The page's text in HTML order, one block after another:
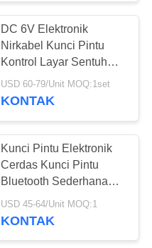
DC 6V Elektronik
Nirkabel Kunci Pintu
Kontrol Layar Sentuh
Fungsi Bluetooth Sidik
Jari yang Dapat
USD 60-79/Unit MOQ:1set
KONTAK
Kunci Pintu Elektronik
Cerdas Kunci Pintu
Bluetooth Sederhana
Layar OLED Glisten
Kode Elektronik Tanpa
USD 45-64/Unit MOQ:1
KONTAK